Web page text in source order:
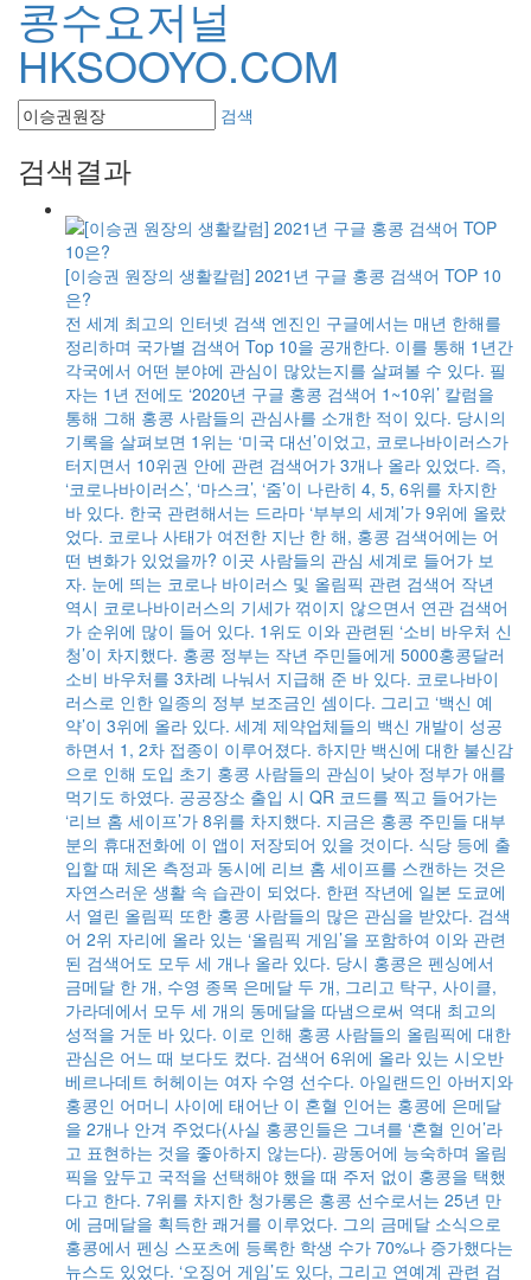
검색
검색결과
[이승권 원장의 생활칼럼] 2021년 구글 홍콩 검색어 TOP 10
은?
전 세계 최고의 인터넷 검색 엔진인 구글에서는 매년 한해를
정리하며 국가별 검색어 Top 10을 공개한다. 이를 통해 1년간
각국에서 어떤 분야에 관심이 많았는지를 살펴볼 수 있다. 필
자는 1년 전에도 ‘2020년 구글 홍콩 검색어 1~10위’ 칼럼을
통해 그해 홍콩 사람들의 관심사를 소개한 적이 있다. 당시의
기록을 살펴보면 1위는 ‘미국 대선’이었고, 코로나바이러스가
터지면서 10위권 안에 관련 검색어가 3개나 올라 있었다. 즉,
‘코로나바이러스’, ‘마스크’, ‘줌’이 나란히 4, 5, 6위를 차지한
바 있다. 한국 관련해서는 드라마 ‘부부의 세계’가 9위에 올랐
었다. 코로나 사태가 여전한 지난 한 해, 홍콩 검색어에는 어
떤 변화가 있었을까? 이곳 사람들의 관심 세계로 들어가 보
자. 눈에 띄는 코로나 바이러스 및 올림픽 관련 검색어 작년
역시 코로나바이러스의 기세가 꺾이지 않으면서 연관 검색어
가 순위에 많이 들어 있다. 1위도 이와 관련된 ‘소비 바우처 신
청’이 차지했다. 홍콩 정부는 작년 주민들에게 5000홍콩달러
소비 바우처를 3차례 나눠서 지급해 준 바 있다. 코로나바이
러스로 인한 일종의 정부 보조금인 셈이다. 그리고 ‘백신 예
약’이 3위에 올라 있다. 세계 제약업체들의 백신 개발이 성공
하면서 1, 2차 접종이 이루어졌다. 하지만 백신에 대한 불신감
으로 인해 도입 초기 홍콩 사람들의 관심이 낮아 정부가 애를
먹기도 하였다. 공공장소 출입 시 QR 코드를 찍고 들어가는
‘리브 홈 세이프’가 8위를 차지했다. 지금은 홍콩 주민들 대부
분의 휴대전화에 이 앱이 저장되어 있을 것이다. 식당 등에 출
입할 때 체온 측정과 동시에 리브 홈 세이프를 스캔하는 것은
자연스러운 생활 속 습관이 되었다. 한편 작년에 일본 도쿄에
서 열린 올림픽 또한 홍콩 사람들의 많은 관심을 받았다. 검색
어 2위 자리에 올라 있는 ‘올림픽 게임’을 포함하여 이와 관련
된 검색어도 모두 세 개나 올라 있다. 당시 홍콩은 펜싱에서
금메달 한 개, 수영 종목 은메달 두 개, 그리고 탁구, 사이클,
가라데에서 모두 세 개의 동메달을 따냄으로써 역대 최고의
성적을 거둔 바 있다. 이로 인해 홍콩 사람들의 올림픽에 대한
관심은 어느 때 보다도 컸다. 검색어 6위에 올라 있는 시오반
베르나데트 허헤이는 여자 수영 선수다. 아일랜드인 아버지와
홍콩인 어머니 사이에 태어난 이 혼혈 인어는 홍콩에 은메달
을 2개나 안겨 주었다(사실 홍콩인들은 그녀를 ‘혼혈 인어’라
고 표현하는 것을 좋아하지 않는다). 광동어에 능숙하며 올림
픽을 앞두고 국적을 선택해야 했을 때 주저 없이 홍콩을 택했
다고 한다. 7위를 차지한 청가롱은 홍콩 선수로서는 25년 만
에 금메달을 획득한 쾌거를 이루었다. 그의 금메달 소식으로
홍콩에서 펜싱 스포츠에 등록한 학생 수가 70%나 증가했다는
뉴스도 있었다. ‘오징어 게임’도 있다, 그리고 연예계 관련 검